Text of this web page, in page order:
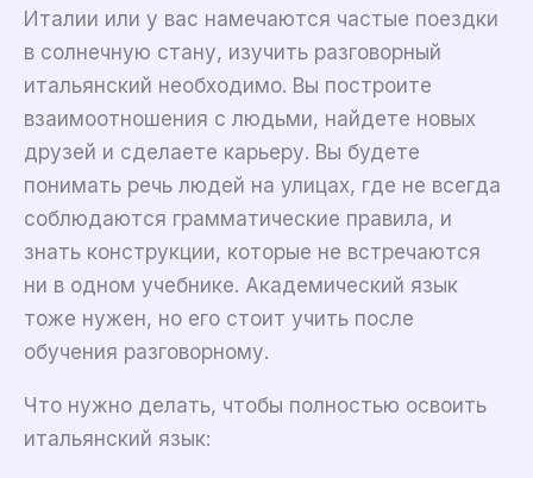
Италии или у вас намечаются частые поездки
в солнечную стану, изучить разговорный
итальянский необходимо. Вы построите
взаимоотношения с людьми, найдете новых
друзей и сделаете карьеру. Вы будете
понимать речь людей на улицах, где не всегда
соблюдаются грамматические правила, и
знать конструкции, которые не встречаются
ни в одном учебнике. Академический язык
тоже нужен, но его стоит учить после
обучения разговорному.
Что нужно делать, чтобы полностью освоить
итальянский язык: